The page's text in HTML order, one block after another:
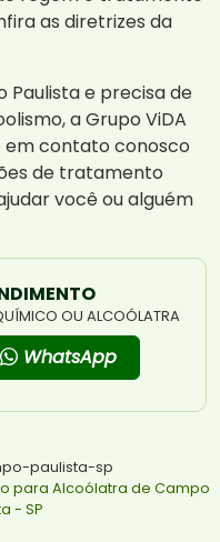
as diretrizes da
Paulista e precisa de
a Grupo ViDA
em contato conosco
de tratamento
você ou alguém
OU ALCOÓLATRA
WhatsApp
paulista-sp
para Alcoólatra de Campo
- SP